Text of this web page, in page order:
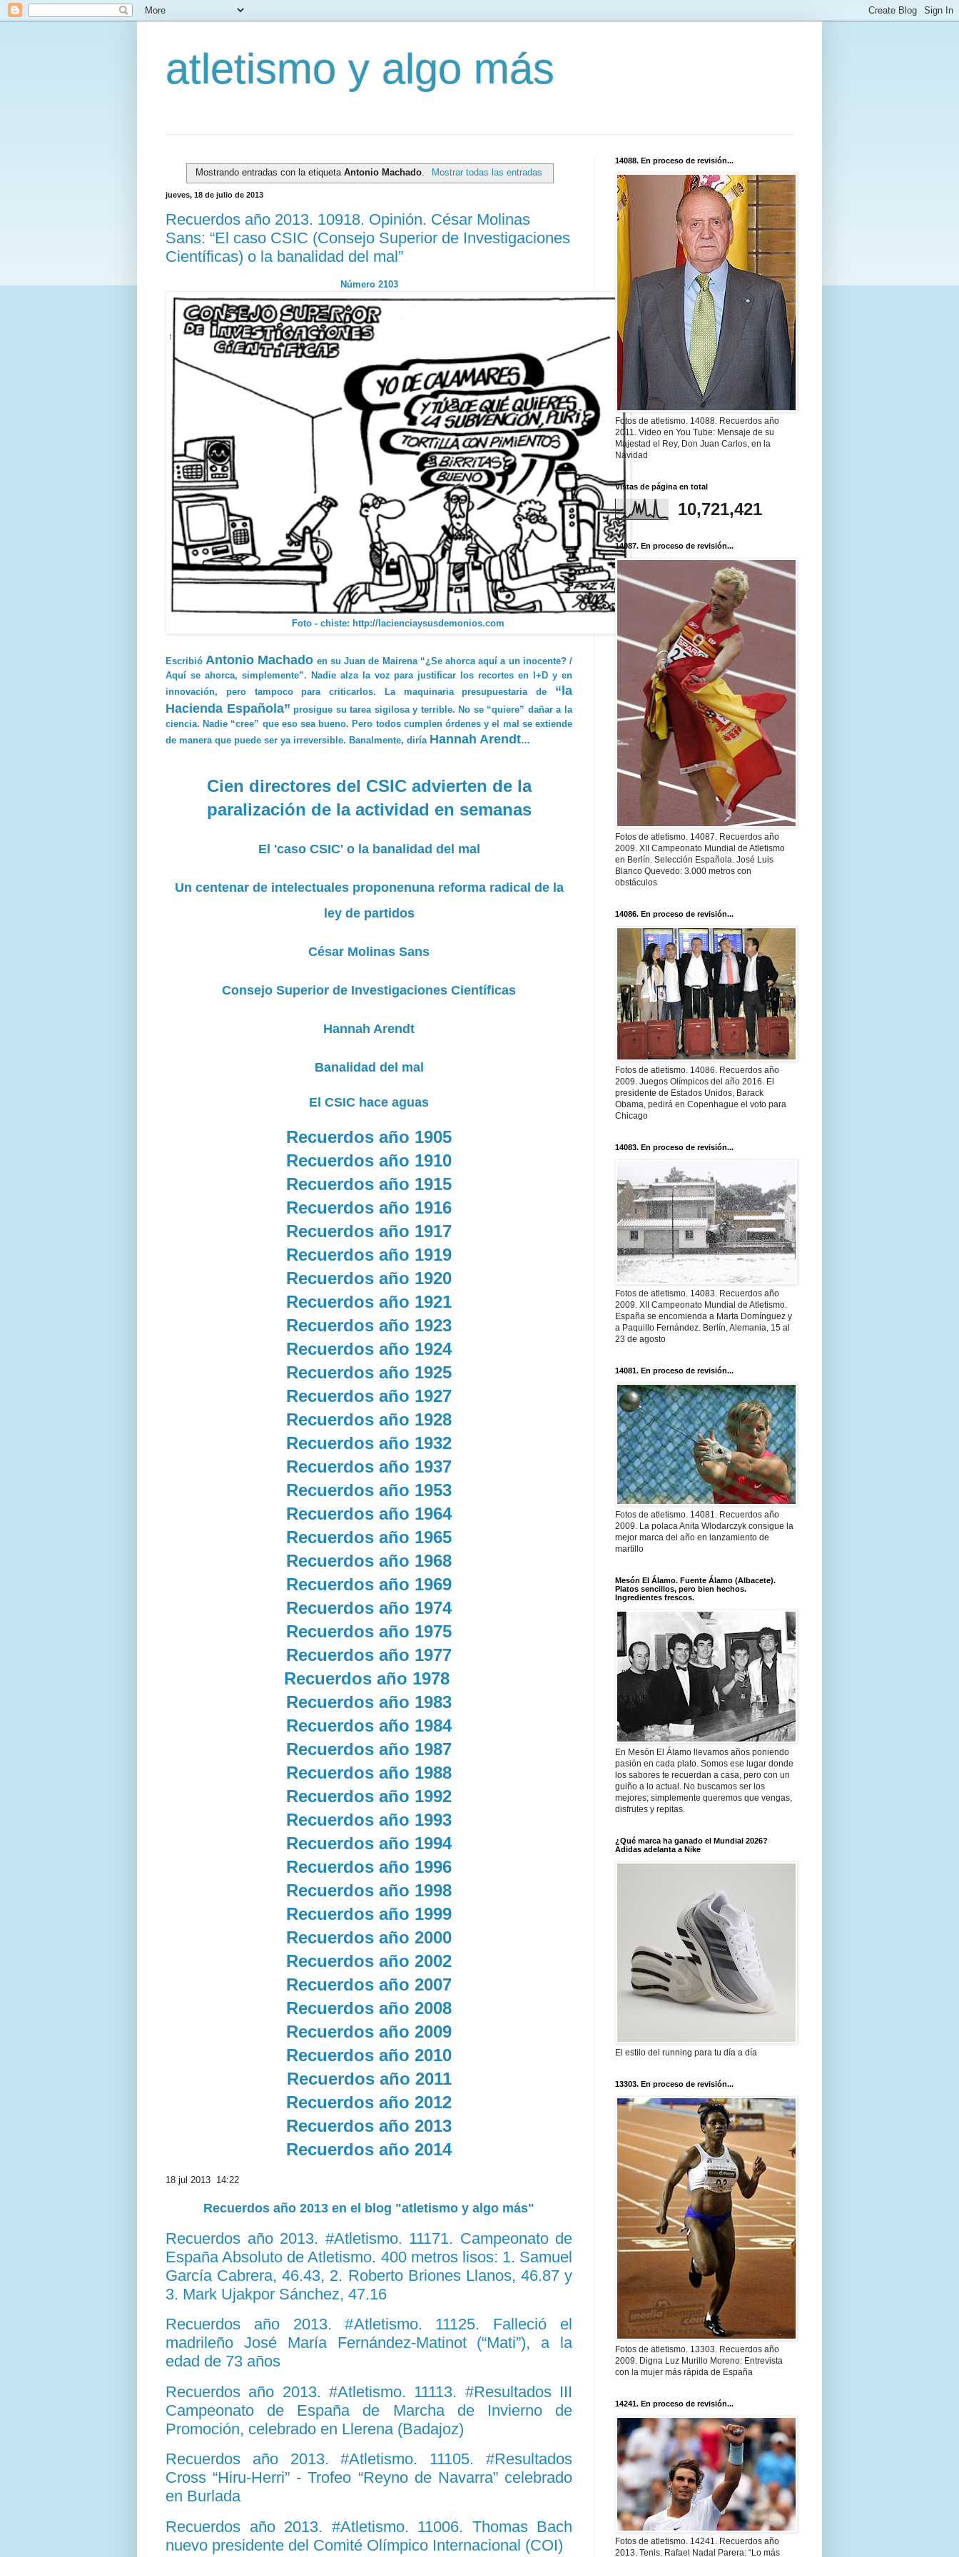
atletismo y algo más
Mostrando entradas con la etiquetaAntonio Machado Mostrar todas las entradas
jueves, 18 de julio de 2013
Recuerdos año 2013. 10918. Opinión. César Molinas
Sans: “El caso CSIC (Consejo Superior de Investigaciones
Científicas) o la banalidad del mal”
Número 2103
Foto - chiste: http://lacienciaysusdemonios.com
EscribióAntonio Machado en su Juan de Mairena “¿Se ahorca aquí a un inocente? /
Aquí se ahorca, simplemente”. Nadie alza la voz para justificar los recortes en I+D y en
innovación, pero tampoco para criticarlos. La maquinaria presupuestaria de “la
Hacienda Española” prosigue su tarea sigilosa y terrible. No se “quiere” dañar a la
ciencia. Nadie “cree” que eso sea bueno. Pero todos cumplen órdenes y el mal se extiende
de manera que puede ser ya irreversible. Banalmente, diría Hannah Arendt…
Cien directores del CSIC advierten de la
paralización de la actividad en semanas
El 'caso CSIC' o la banalidad del mal
Un centenar de intelectuales proponenuna reforma radical de la
ley de partidos
César Molinas Sans
Consejo Superior de Investigaciones Científicas
Hannah Arendt
Banalidad del mal
El CSIC hace aguas
Recuerdos año 1905
Recuerdos año 1910
Recuerdos año 1915
Recuerdos año 1916
Recuerdos año 1917
Recuerdos año 1919
Recuerdos año 1920
Recuerdos año 1921
Recuerdos año 1923
Recuerdos año 1924
Recuerdos año 1925
Recuerdos año 1927
Recuerdos año 1928
Recuerdos año 1932
Recuerdos año 1937
Recuerdos año 1953
Recuerdos año 1964
Recuerdos año 1965
Recuerdos año 1968
Recuerdos año 1969
Recuerdos año 1974
Recuerdos año 1975
Recuerdos año 1977
Recuerdos año 1978
Recuerdos año 1983
Recuerdos año 1984
Recuerdos año 1987
Recuerdos año 1988
Recuerdos año 1992
Recuerdos año 1993
Recuerdos año 1994
Recuerdos año 1996
Recuerdos año 1998
Recuerdos año 1999
Recuerdos año 2000
Recuerdos año 2002
Recuerdos año 2007
Recuerdos año 2008
Recuerdos año 2009
Recuerdos año 2010
Recuerdos año 2011
Recuerdos año 2012
Recuerdos año 2013
Recuerdos año 2014
18 jul 2013 14:22
Recuerdos año 2013 en el blog "atletismo y algo más"
Recuerdos año 2013. #Atletismo. 11171. Campeonato de
España Absoluto de Atletismo. 400 metros lisos: 1. Samuel
García Cabrera, 46.43, 2. Roberto Briones Llanos, 46.87 y
3. Mark Ujakpor Sánchez, 47.16
Recuerdos año 2013. #Atletismo. 11125. Falleció el
madrileño José María Fernández-Matinot (“Mati”), a la
edad de 73 años
Recuerdos año 2013. #Atletismo. 11113. #Resultados III
Campeonato de España de Marcha de Invierno de
Promoción, celebrado en Llerena (Badajoz)
Recuerdos año 2013. #Atletismo. 11105. #Resultados
Cross “Hiru-Herri” - Trofeo “Reyno de Navarra” celebrado
en Burlada
Recuerdos año 2013. #Atletismo. 11006. Thomas Bach
nuevo presidente del Comité Olímpico Internacional (COI)
14088. En proceso de revisión...
Fotos de atletismo. 14088. Recuerdos año
2011. Video en You Tube: Mensaje de su
Majestad el Rey, Don Juan Carlos, en la
Navidad
Vistas de página en total
10,721,421
14087. En proceso de revisión...
Fotos de atletismo. 14087. Recuerdos año
2009. XII Campeonato Mundial de Atletismo
en Berlín. Selección Española. José Luis
Blanco Quevedo: 3.000 metros con
obstáculos
14086. En proceso de revisión...
Fotos de atletismo. 14086. Recuerdos año
2009. Juegos Olímpicos del año 2016. El
presidente de Estados Unidos, Barack
Obama, pedirá en Copenhague el voto para
Chicago
14083. En proceso de revisión...
Fotos de atletismo. 14083. Recuerdos año
2009. XII Campeonato Mundial de Atletismo.
España se encomienda a Marta Domínguez y
a Paquillo Fernández. Berlín, Alemania, 15 al
23 de agosto
14081. En proceso de revisión...
Fotos de atletismo. 14081. Recuerdos año
2009. La polaca Anita Wlodarczyk consigue la
mejor marca del año en lanzamiento de
martillo
Mesón El Álamo. Fuente Álamo (Albacete).
Platos sencillos, pero bien hechos.
Ingredientes frescos.
En Mesón El Álamo llevamos años poniendo
pasión en cada plato. Somos ese lugar donde
los sabores te recuerdan a casa, pero con un
guiño a lo actual. No buscamos ser los
mejores; simplemente queremos que vengas,
disfrutes y repitas.
¿Qué marca ha ganado el Mundial 2026?
Adidas adelanta a Nike
El estilo del running para tu día a día
13303. En proceso de revisión...
Fotos de atletismo. 13303. Recuerdos año
2009. Digna Luz Murillo Moreno: Entrevista
con la mujer más rápida de España
14241. En proceso de revisión...
Fotos de atletismo. 14241. Recuerdos año
2013. Tenis. Rafael Nadal Parera: “Lo más